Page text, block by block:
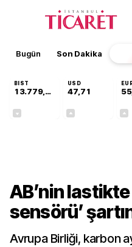
Bugün Son Dakika
BIST
13.779,39
USD
47,71
AB’nin lastikte
sensörü’
Avrupa Birliği, karbon